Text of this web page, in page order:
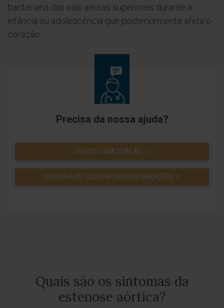
bacteriana das vias aéreas superiores durante a
infância ou adolescência que posteriormente afeta o
coração.
Precisa da nossa ajuda?
SOLICITE UMA CITAÇÃO
GOSTARIA DE SOLICITAR MAIS INFORMAÇÕES
Quais são os sintomas da
estenose aórtica?